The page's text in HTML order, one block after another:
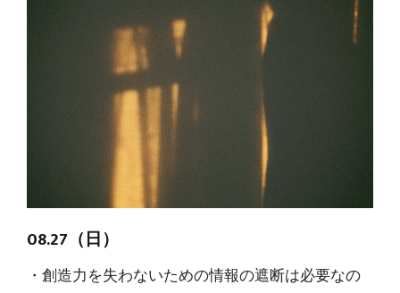
08.27（日）
・創造力を失わないための情報の遮断は必要なの